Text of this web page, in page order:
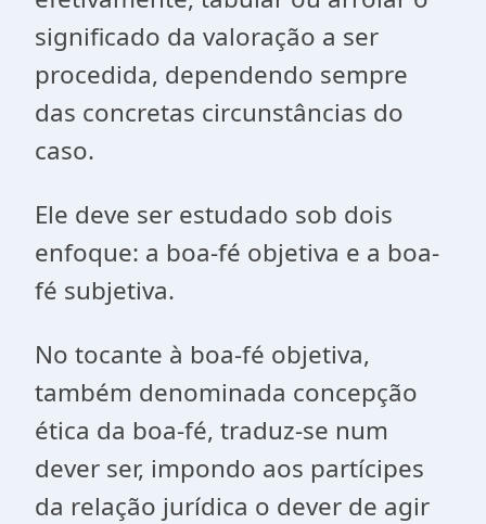
significado da valoração a ser
procedida, dependendo sempre
das concretas circunstâncias do
caso.
Ele deve ser estudado sob dois
enfoque: a boa-fé objetiva e a boa-
fé subjetiva.
No tocante à boa-fé objetiva,
também denominada concepção
ética da boa-fé, traduz-se num
dever ser, impondo aos partícipes
da relação jurídica o dever de agir